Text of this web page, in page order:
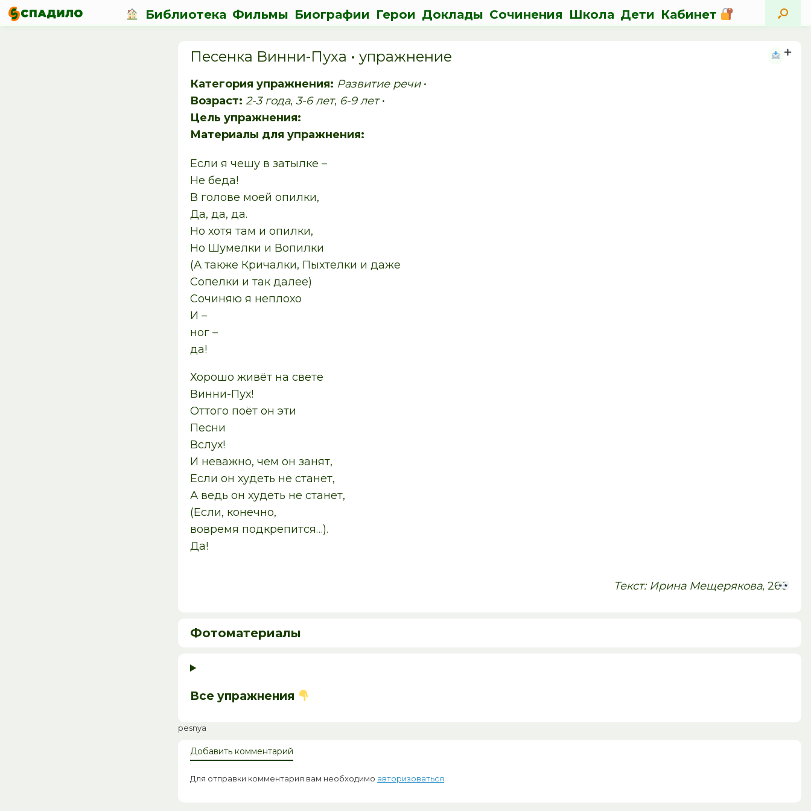
Библиотека Фильмы Биографии Герои Доклады Сочинения Школа Дети Кабинет
Песенка Винни-Пуха • упражнение
Категория упражнения: Развитие речи•
Возраст:2-3 года,3-6 лет, 6-9 лет•
Цель упражнения:
Материалы для упражнения:
Если я чешу в затылке –
Не беда!
В голове моей опилки,
Да, да, да.
Но хотя там и опилки,
Но Шумелки и Вопилки
(А также Кричалки, Пыхтелки и даже
Сопелки и так далее)
Сочиняю я неплохо
И –
ног –
да!
Хорошо живёт на свете
Винни-Пух!
Оттого поёт он эти
Песни
Вслух!
И неважно, чем он занят,
Если он худеть не станет,
А ведь он худеть не станет,
(Если, конечно,
вовремя подкрепится…).
Да!
Текст: Ирина Мещерякова, 266
Фотоматериалы
Все упражнения
pesnya
Добавить комментарий
Для отправки комментария вам необходимо авторизоваться